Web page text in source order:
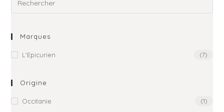
Marques
L'Epicurien (7)
Origine
Occitanie (1)